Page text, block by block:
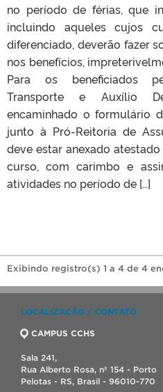
no período de férias, que
incluindo aqueles cujos
diferenciado, deverão fazer
nos benefícios,
Para os beneficiados
Transporte e Auxílio
encaminhado o formulário
junto à Pró-Reitoria de
deve estar anexado
curso, com carimbo e
atividades no período de […]
Exibindo registro(s) 1 a 4 de 4
LOCALIZAÇÃO / CONTATO
CAMPUS CCHS
Sala 241,
Rua Alberto Rosa, nº 154 - Porto
Pelotas - RS, Brasil - 96010-770